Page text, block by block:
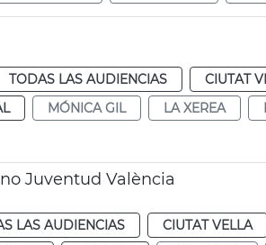
TODAS LAS AUDIENCIAS CIUTAT
MÓNICA GIL LA XEREA
Juventud València
LAS AUDIENCIAS CIUTAT VELLA